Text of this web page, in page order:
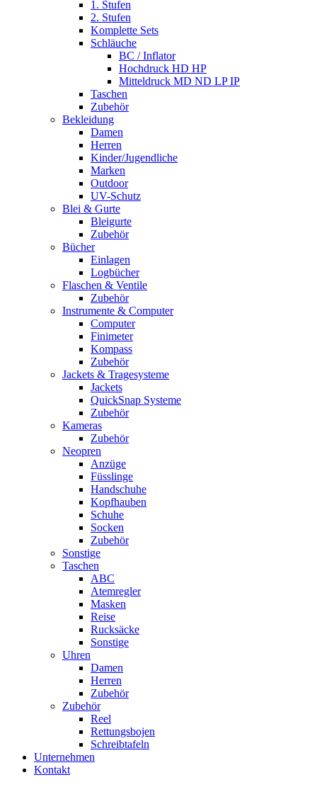
1. Stufen
2. Stufen
Komplette Sets
Schläuche
BC / Inflator
Hochdruck HD HP
Mitteldruck MD ND LP IP
Taschen
Zubehör
Bekleidung
Damen
Herren
Kinder/Jugendliche
Marken
Outdoor
UV-Schutz
Blei & Gurte
Bleigurte
Zubehör
Bücher
Einlagen
Logbücher
Flaschen & Ventile
Zubehör
Instrumente & Computer
Computer
Finimeter
Kompass
Zubehör
Jackets & Tragesysteme
Jackets
QuickSnap Systeme
Zubehör
Kameras
Zubehör
Neopren
Anzüge
Füsslinge
Handschuhe
Kopfhauben
Schuhe
Socken
Zubehör
Sonstige
Taschen
ABC
Atemregler
Masken
Reise
Rucksäcke
Sonstige
Uhren
Damen
Herren
Zubehör
Zubehör
Reel
Rettungsbojen
Schreibtafeln
Unternehmen
Kontakt